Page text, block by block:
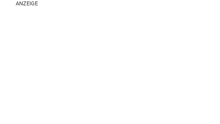
ANZEIGE